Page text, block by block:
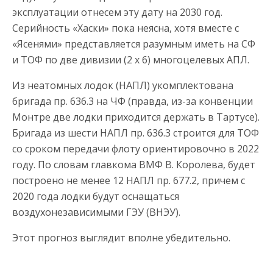
эксплуатации отнесем эту дату на 2030 год.
Серийность «Хаски» пока неясна, хотя вместе с
«Ясенями» представляется разумным иметь на СФ
и ТОФ по две дивизии (2 х 6) многоцелевых АПЛ.
Из неатомных лодок (НАПЛ) укомплектована
бригада пр. 636.3 на ЧФ (правда, из-за конвенции
Монтре две лодки приходится держать в Тартусе).
Бригада из шести НАПЛ пр. 636.3 строится для ТОФ
со сроком передачи флоту ориентировочно в 2022
году. По словам главкома ВМФ В. Королева, будет
построено не менее 12 НАПЛ пр. 677.2, причем с
2020 года лодки будут оснащаться
воздухонезависимыми ГЭУ (ВНЭУ).
Этот прогноз выглядит вполне убедительно.